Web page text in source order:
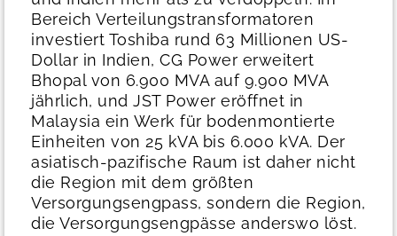
Bereich Verteilungstransformatoren
investiert Toshiba rund 63 Millionen US-
Dollar in Indien, CG Power erweitert
Bhopal von 6.900 MVA auf 9.900 MVA
jährlich, und JST Power eröffnet in
Malaysia ein Werk für bodenmontierte
Einheiten von 25 kVA bis 6.000 kVA. Der
asiatisch-pazifische Raum ist daher nicht
die Region mit dem größten
Versorgungsengpass, sondern die Region,
die Versorgungsengpässe anderswo löst.